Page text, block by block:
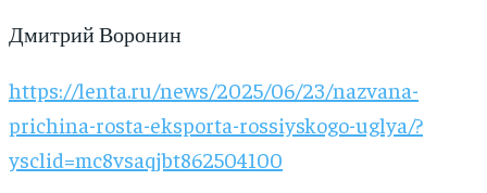
Дмитрий Воронин
https://lenta.ru/news/2025/06/23/nazvana-
prichina-rosta-eksporta-rossiyskogo-uglya/?
ysclid=mc8vsaqjbt862504100